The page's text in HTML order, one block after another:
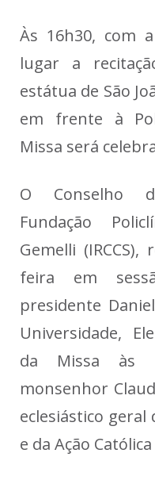
Às 16h30, com
lugar a
estátua de São
em frente à
Missa será
O Conselho
Fundação
Gemelli
feira em
presidente
Universidade,
da Missa às
monsenhor
eclesiástico geral
e da Ação